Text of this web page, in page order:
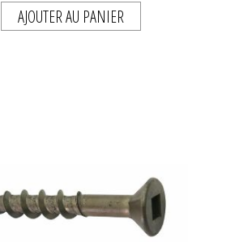
AJOUTER AU PANIER